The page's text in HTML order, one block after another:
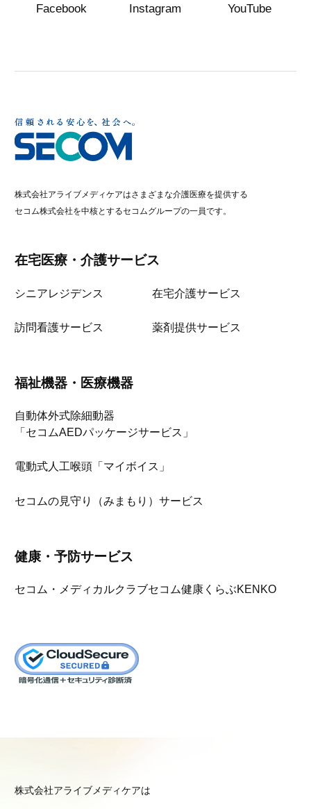
Facebook Instagram YouTube
株式会社アライブメディケアはさまざまな介護医療を提供する
セコム株式会社を中核とするセコムグループの一員です。
在宅医療・介護サービス
シニアレジデンス 在宅介護サービス
訪問看護サービス 薬剤提供サービス
福祉機器・医療機器
自動体外式除細動器
「セコムAEDパッケージサービス」
電動式人工喉頭「マイボイス」
セコムの見守り（みまもり）サービス
健康・予防サービス
セコム・メディカルクラブセコム健康くらぶKENKO
株式会社アライブメディケアは